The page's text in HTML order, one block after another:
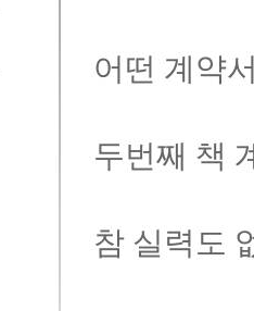
어떤 계약
두번째 책
참 실력도